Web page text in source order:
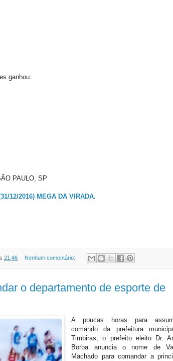
ganhou:
PAULO, SP
12/2016) MEGA DA VIRADA.
21:46 Nenhum comentário:
o departamento de esporte de
A poucas horas para
comando da prefeitura
Timbiras, o prefeito eleito Dr.
Borba anuncia o nome de
Machado para comandar a